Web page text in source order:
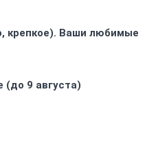
крепкое). Ваши любимые
(до 9 августа)